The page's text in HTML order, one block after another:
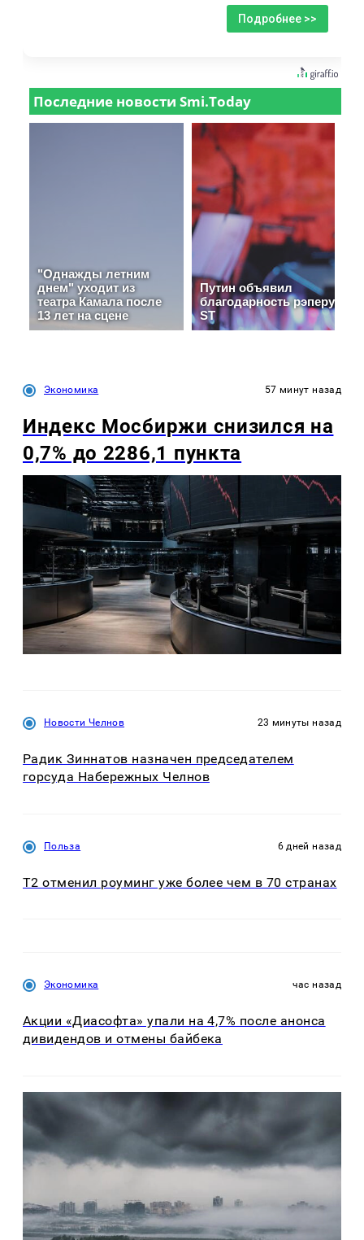
Подробнее >>
Экономика 57 минут назад
Индекс Мосбиржи снизился на
0,7% до 2286,1 пункта
Новости Челнов 23 минуты назад
Радик Зиннатов назначен председателем
горсуда Набережных Челнов
Польза 6 дней назад
Т2 отменил роуминг уже более чем в 70 странах
Экономика час назад
Акции «Диасофта» упали на 4,7% после анонса
дивидендов и отмены байбека